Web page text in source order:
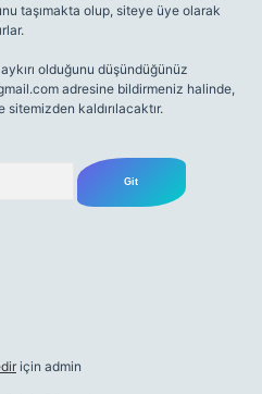
taşımakta olup, siteye üye olarak
olduğunu düşündüğünüz
adresine bildirmeniz halinde,
kaldırılacaktır.
için admin